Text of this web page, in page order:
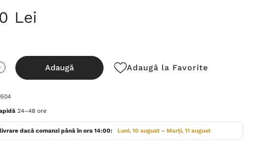
Lei
scăzută:
Cantitate Crescută:
Adaugă Adaugă la Favorite
24–48 ore
dacă comanzi până în ora 14:00: Luni, 10 august – Marți, 11 august